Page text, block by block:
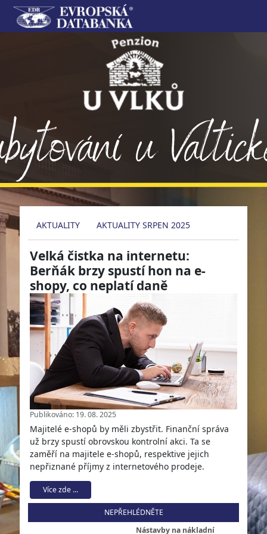
AKTUALITY AKTUALITY SRPEN 2025
Velká čistka na internetu:
Berňák brzy spustí hon na e-
shopy, co neplatí daně
Publikováno: 19. 08. 2025
Majitelé e-shopů by měli zbystřit. Finanční správa
už brzy spustí obrovskou kontrolní akci. Ta se
zaměří na majitele e-shopů, respektive jejich
nepřiznané příjmy z internetového prodeje.
Více zde ...
NEPŘEHLÉDNĚTE
Nástavby na nákladní